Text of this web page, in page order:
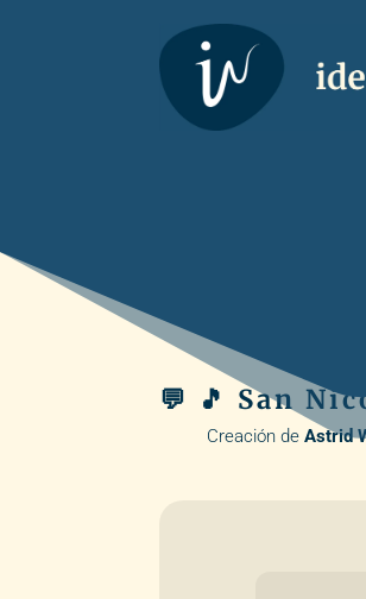
💬 🎵 San
Creación deAstrid